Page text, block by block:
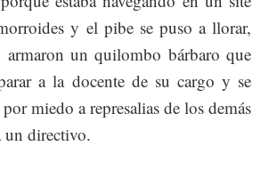
y el pibe se puso a llorar,
un quilombo bárbaro que
a la docente de su cargo y se
miedo a represalias de los demás
un directivo.